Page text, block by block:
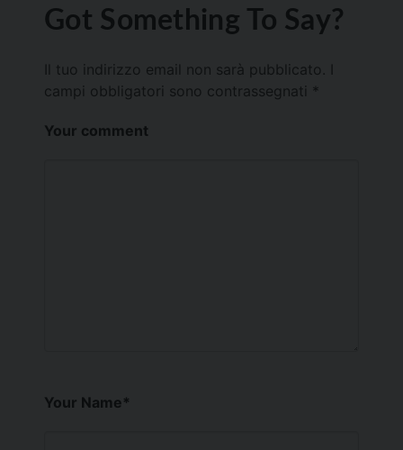
Got Something To Say?
Il tuo indirizzo email non sarà pubblicato.
campi obbligatori sono contrassegnati *
Your comment
Your Name*